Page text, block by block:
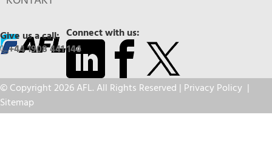
Connect with us:
Give us a call:
+44 1908 441 144
© Copyright 2026 AFL. All Rights Reserved | Privacy Policy |
Sitemap